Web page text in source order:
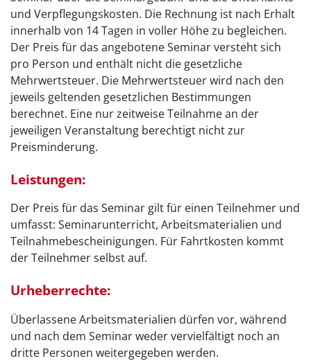
und Verpflegungskosten. Die Rechnung ist nach Erhalt
innerhalb von 14 Tagen in voller Höhe zu begleichen.
Der Preis für das angebotene Seminar versteht sich
pro Person und enthält nicht die gesetzliche
Mehrwertsteuer. Die Mehrwertsteuer wird nach den
jeweils geltenden gesetzlichen Bestimmungen
berechnet. Eine nur zeitweise Teilnahme an der
jeweiligen Veranstaltung berechtigt nicht zur
Preisminderung.
Leistungen:
Der Preis für das Seminar gilt für einen Teilnehmer und
umfasst: Seminarunterricht, Arbeitsmaterialien und
Teilnahmebescheinigungen. Für Fahrtkosten kommt
der Teilnehmer selbst auf.
Urheberrechte:
Überlassene Arbeitsmaterialien dürfen vor, während
und nach dem Seminar weder vervielfältigt noch an
dritte Personen weitergegeben werden.